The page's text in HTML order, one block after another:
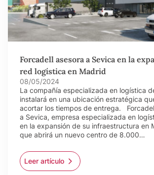
Forcadell asesora a Sevica en la
red logística en Madrid
08/05/2024
La compañía especializada en logística
instalará en una ubicación estratégica
acortar los tiempos de entrega.
a Sevica, empresa especializada en
en la expansión de su infraestructura en
que abrirá un nuevo centro de 8.000…
Leer artículo